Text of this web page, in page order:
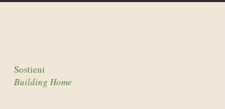
Sostieni
Building Home